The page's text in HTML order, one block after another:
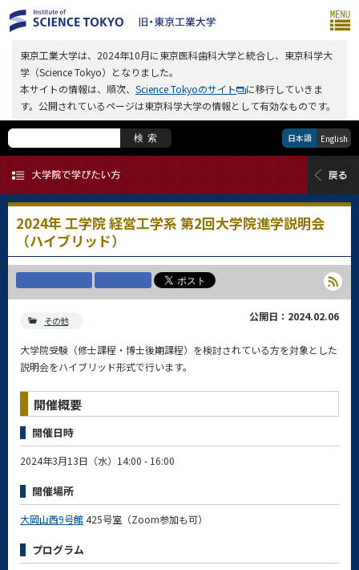
東京工業大学は、2024年10月に東京医科歯科大学と統合し、東京科学大
学（Science Tokyo）となりました。
本サイトの情報は、順次、 Science Tokyoのサイト
に移行していきま
す。公開されているページは東京科学大学の情報として有効なものです。
検索 日本語 English
2024年 工学院 経営工学系 第2回大学院進学説明会
（ハイブリッド）
その他 公開日：2024.02.06
大学院受験（修士課程・博士後期課程）を検討されている方を対象とした
説明会をハイブリッド形式で行います。
開催概要
開催日時
2024年3月13日（水）14:00 - 16:00
開催場所
大岡山西9号館425号室（Zoom参加も可）
プログラム